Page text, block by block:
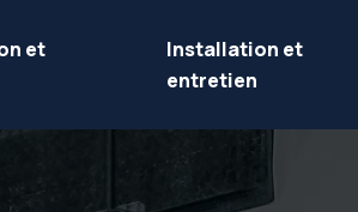
et
Installation et
entretien